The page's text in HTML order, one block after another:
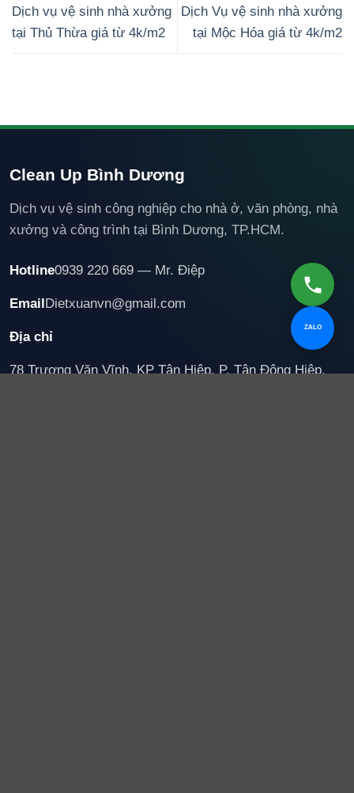
Dịch vụ vệ sinh nhà xưởng
tại Thủ Thừa giá từ 4k/m2
Dịch Vụ vệ sinh nhà xưởng
tại Mộc Hóa giá từ 4k/m2
Clean Up Bình Dương
Dịch vụ vệ sinh công nghiệp cho nhà ở, văn phòng, nhà
xưởng và công trình tại Bình Dương, TP.HCM.
Hotline0939 220 669 — Mr. Điệp
EmailDietxuanvn@gmail.com
Địa chỉ
78 Trương Văn Vĩnh, KP Tân Hiệp, P. Tân Đông Hiệp,
ZALO